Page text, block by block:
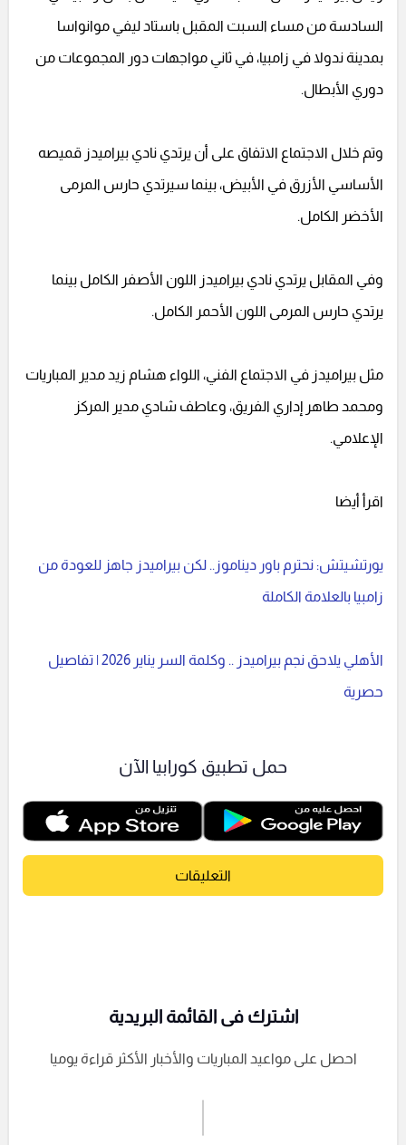
السادسة من مساء السبت المقبل باستاد ليفي موانواسا
بمدينة ندولا في زامبيا، في ثاني مواجهات دور المجموعات من
دوري الأبطال.
وتم خلال الاجتماع الاتفاق على أن يرتدي نادي بيراميدز قميصه
الأساسي الأزرق في الأبيض، بينما سيرتدي حارس المرمى
الأخضر الكامل.
وفي المقابل يرتدي نادي بيراميدز اللون الأصفر الكامل بينما
يرتدي حارس المرمى اللون الأحمر الكامل.
مثل بيراميدز في الاجتماع الفني، اللواء هشام زيد مدير المباريات
ومحمد طاهر إداري الفريق، وعاطف شادي مدير المركز
الإعلامي.
اقرأ أيضا
يورتشيتش: نحترم باور ديناموز.. لكن بيراميدز جاهز للعودة من
زامبيا بالعلامة الكاملة
الأهلي يلاحق نجم بيراميدز .. وكلمة السر يناير 2026 | تفاصيل
حصرية
حمل تطبيق كورابيا الآن
التعليقات
إرسال تعليق
اشترك فى القائمة البريدية
احصل على مواعيد المباريات والأخبار الأكثر قراءة يوميا